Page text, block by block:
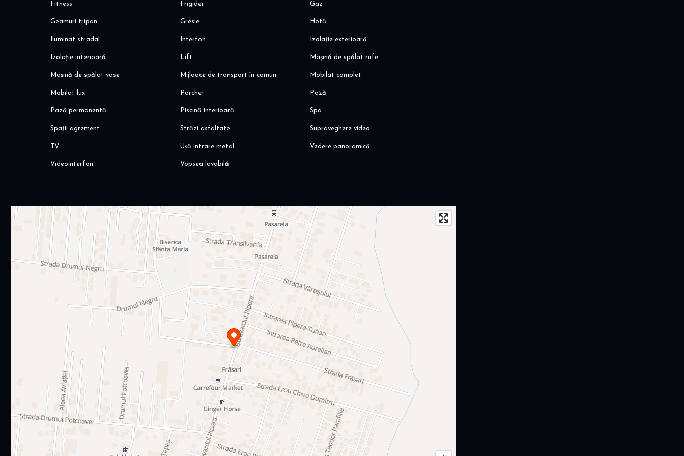
- acces rapid Mall Baneasa, Ikea, Decathlon, Dedeman, Bricodepot
Alina Dinoiu
Pentru mai multe detalii, va astept aici dinoiuimobiliare.ro
Fitness Frigider Gaz
Geamuri tripan Gresie Hotă
Iluminat stradal Interfon Izolație exterioară
Izolație interioară Lift Mașină de spălat rufe
Mașină de spălat vase Mijloace de transport în comun Mobilat complet
Mobilat lux Parchet Pază
Pază permanentă Piscină interioară Spa
Spații agrement Străzi asfaltate Supraveghere video
TV Ușă intrare metal Vedere panoramică
Videointerfon Vopsea lavabilă